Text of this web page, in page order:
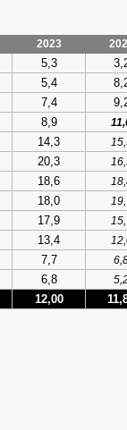
2023
5,3
5,4
7,4
8,9
14,3
20,3
18,6
18,0
17,9
13,4
7,7
6,8
12,00